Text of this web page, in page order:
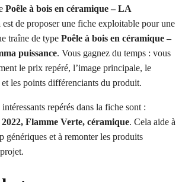
Poêle à bois en céramique – LA
est de proposer une fiche exploitable pour une
traîne de type Poêle à bois en céramique –
puissance. Vous gagnez du temps : vous
le prix repéré, l’image principale, le
les points différenciants du produit.
repérés dans la fiche sont :
Flamme Verte, céramique. Cela aide à
génériques et à remonter les produits